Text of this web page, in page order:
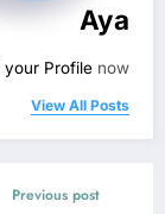
Aya
your Profile now.
View All Posts
Previous post